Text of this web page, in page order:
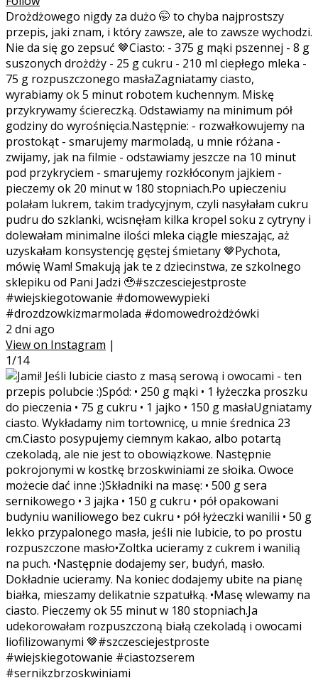
Drożdżowego nigdy za dużo 🤭 to chyba najprostszy
przepis, jaki znam, i który zawsze, ale to zawsze wychodzi.
Nie da się go zepsuć 🤎Ciasto: - 375 g mąki pszennej - 8 g
suszonych drożdży - 25 g cukru - 210 ml ciepłego mleka -
75 g rozpuszczonego masłaZagniatamy ciasto,
wyrabiamy ok 5 minut robotem kuchennym. Miskę
przykrywamy ściereczką. Odstawiamy na minimum pół
godziny do wyrośnięcia.Następnie: - rozwałkowujemy na
prostokąt - smarujemy marmoladą, u mnie różana -
zwijamy, jak na filmie - odstawiamy jeszcze na 10 minut
pod przykryciem - smarujemy rozkłóconym jajkiem -
pieczemy ok 20 minut w 180 stopniach.Po upieczeniu
polałam lukrem, takim tradycyjnym, czyli nasyłałam cukru
pudru do szklanki, wcisnęłam kilka kropel soku z cytryny i
dolewałam minimalne ilości mleka ciągle mieszając, aż
uzyskałam konsystencję gęstej śmietany 🤎Pychota,
mówię Wam! Smakują jak te z dziecinstwa, ze szkolnego
sklepiku od Pani Jadzi 🥹#szczesciejestproste
#wiejskiegotowanie #domowewypieki
#drozdzowkizmarmolada #domowedrożdżówki
2 dni ago
View on Instagram |
1/14